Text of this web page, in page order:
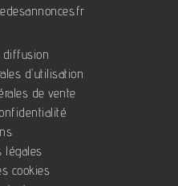
diffusion
d'utilisation
de vente
légales
cookies